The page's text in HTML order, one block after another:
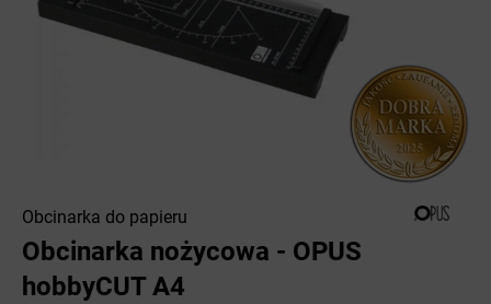
Obcinarka do papieru
Obcinarka nożycowa - OPUS
hobbyCUT A4